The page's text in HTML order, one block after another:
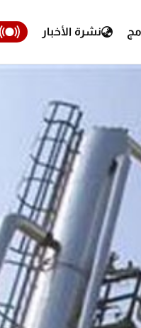
نشرة الأخبار